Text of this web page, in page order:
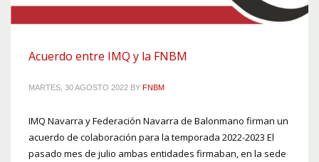
Acuerdo entre IMQ y la FNBM
MARTES, 30 AGOSTO 2022 BY FNBM
IMQ Navarra y Federación Navarra de Balonmano firman un
acuerdo de colaboración para la temporada 2022-2023 El
pasado mes de julio ambas entidades firmaban, en la sede